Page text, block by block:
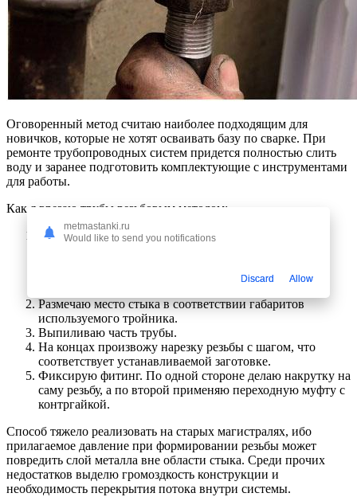
Оговоренный метод считаю наиболее подходящим для
новичков, которые не хотят осваивать базу по сварке. При
ремонте трубопроводных систем придется полностью слить
воду и заранее подготовить комплектующие с инструментами
для работы.
Как я врезаю трубы резьбовым методом:
Зачищаю место соединения болгаркой.
Размечаю место стыка в соответствии габаритов
используемого тройника.
Выпиливаю часть трубы.
На концах произвожу нарезку резьбы с шагом, что
соответствует устанавливаемой заготовке.
Фиксирую фитинг. По одной стороне делаю накрутку на
саму резьбу, а по второй применяю переходную муфту с
контргайкой.
Способ тяжело реализовать на старых магистралях, ибо
прилагаемое давление при формировании резьбы может
повредить слой металла вне области стыка. Среди прочих
недостатков выделю громоздкость конструкции и
необходимость перекрытия потока внутри системы.
metmastanki.ru
Would like to send you notifications
Discard Allow